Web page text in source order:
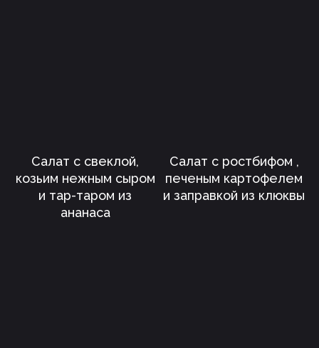
Салат с свеклой,
козьим нежным сыром
и тар-таром из
ананаса
Салат с ростбифом ,
печеным картофелем
и заправкой из клюквы